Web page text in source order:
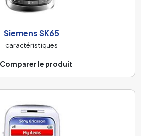
Siemens SK65
caractéristiques
Comparer le produit